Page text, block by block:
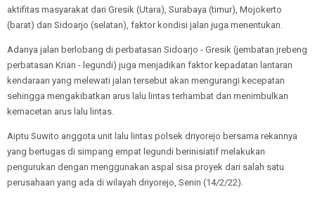
aktifitas masyarakat dari Gresik (Utara), Surabaya (timur), Mojokerto
(barat) dan Sidoarjo (selatan), faktor kondisi jalan juga menentukan.
Adanya jalan berlobang di perbatasan Sidoarjo - Gresik (jembatan jrebeng
perbatasan Krian - legundi) juga menjadikan faktor kepadatan lantaran
kendaraan yang melewati jalan tersebut akan mengurangi kecepatan
sehingga mengakibatkan arus lalu lintas terhambat dan menimbulkan
kemacetan arus lalu lintas.
Aiptu Suwito anggota unit lalu lintas polsek driyorejo bersama rekannya
yang bertugas di simpang empat legundi berinisiatif melakukan
pengurukan dengan menggunakan aspal sisa proyek dari salah satu
perusahaan yang ada di wilayah driyorejo, Senin (14/2/22).